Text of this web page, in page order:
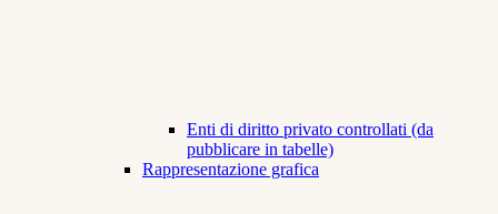
Enti di diritto privato controllati (da
pubblicare in tabelle)
Rappresentazione grafica